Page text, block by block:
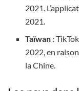
2021.
2021.
Taïwan :
2022, en
la Chine.